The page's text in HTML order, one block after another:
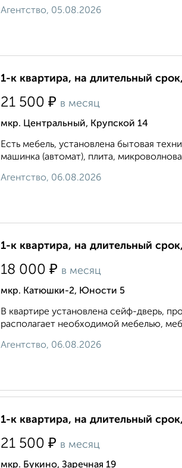
Агентство, 05.08.2026
1-к квартира, на длительный
21 500 ₽ в месяц
мкр. Центральный, Крупской 14
Есть мебель, установлена бытовая
машинка (автомат), плита,
Агентство, 06.08.2026
1-к квартира, на длительный
18 000 ₽ в месяц
мкр. Катюшки-2, Юности 5
В квартире установлена сейф-дверь,
располагает необходимой мебелью,
Агентство, 06.08.2026
1-к квартира, на длительный
21 500 ₽ в месяц
мкр. Букино, Заречная 19